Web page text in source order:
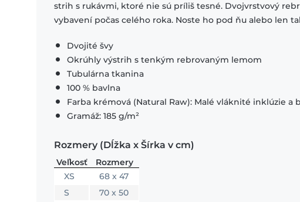
strih s rukávmi, ktoré nie sú príliš tesné. Dvojvrstvový
vybavení počas celého roka. Noste ho pod ňu alebo len
Dvojité švy
Okrúhly výstrih s tenkým rebrovaným lemom
Tubulárna tkanina
100 % bavlna
Farba krémová (Natural Raw): Malé vláknité inklúzie
Gramáž: 185 g/m²
Rozmery (Dĺžka x Šírka v cm)
Veľkosť
Rozmery
XS
68 x 47
S
70 x 50